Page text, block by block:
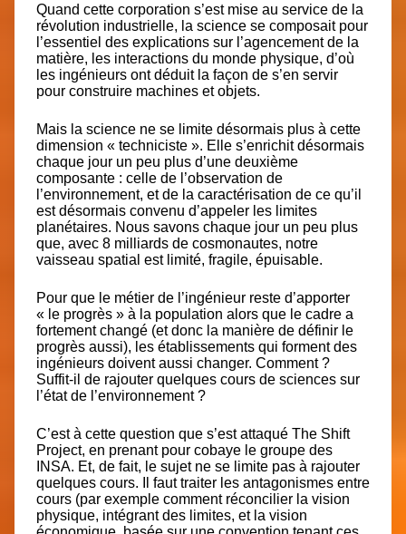
Quand cette corporation s’est mise au service de la
révolution industrielle, la science se composait pour
l’essentiel des explications sur l’agencement de la
matière, les interactions du monde physique, d’où
les ingénieurs ont déduit la façon de s’en servir
pour construire machines et objets.
Mais la science ne se limite désormais plus à cette
dimension « techniciste ». Elle s’enrichit désormais
chaque jour un peu plus d’une deuxième
composante : celle de l’observation de
l’environnement, et de la caractérisation de ce qu’il
est désormais convenu d’appeler les limites
planétaires. Nous savons chaque jour un peu plus
que, avec 8 milliards de cosmonautes, notre
vaisseau spatial est limité, fragile, épuisable.
Pour que le métier de l’ingénieur reste d’apporter
« le progrès » à la population alors que le cadre a
fortement changé (et donc la manière de définir le
progrès aussi), les établissements qui forment des
ingénieurs doivent aussi changer. Comment ?
Suffit-il de rajouter quelques cours de sciences sur
l’état de l’environnement ?
C’est à cette question que s’est attaqué The Shift
Project, en prenant pour cobaye le groupe des
INSA. Et, de fait, le sujet ne se limite pas à rajouter
quelques cours. Il faut traiter les antagonismes entre
cours (par exemple comment réconcilier la vision
physique, intégrant des limites, et la vision